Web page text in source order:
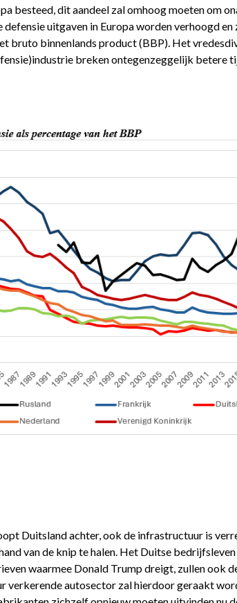
besteed, dit aandeel zal omhoog moeten om
defensie uitgaven in Europa worden verhoogd
bruto binnenlands product (BBP). Het
breken ontegenzeggelijk betere
Duitsland achter, ook de infrastructuur is
van de knip te halen. Het Duitse
waarmee Donald Trump dreigt, zullen ook
verkerende autosector zal hierdoor geraakt